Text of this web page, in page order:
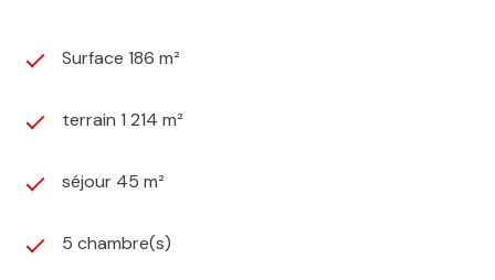
Surface 186 m²
terrain 1 214 m²
séjour 45 m²
5 chambre(s)